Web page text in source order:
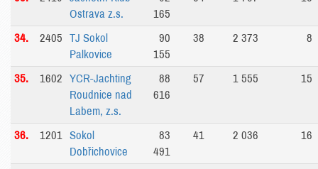
Ostrava z.s.
165
34. 2405
TJ Sokol
Palkovice
90
155
38 2 373 8
35. 1602
YCR-Jachting
Roudnice nad
Labem, z.s.
88
616
57 1 555 15
36. 1201
Sokol
Dobřichovice
83
491
41 2 036 16